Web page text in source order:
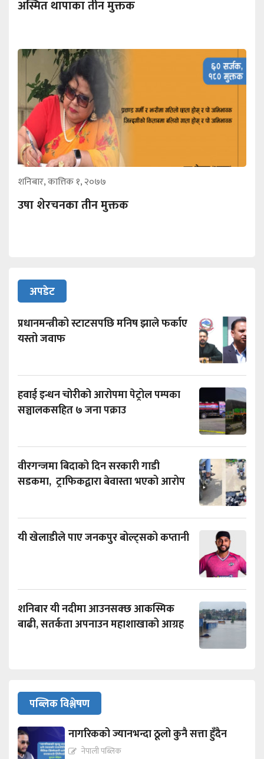
अस्मित थापाका तीन मुक्तक
शनिबार, कात्तिक १, २०७७
उषा शेरचनका तीन मुक्तक
अपडेट
प्रधानमन्त्रीको स्टाटसपछि मनिष झाले फर्काए
यस्तो जवाफ
हवाई इन्धन चोरीको आरोपमा पेट्रोल पम्पका
सञ्चालकसहित ७ जना पक्राउ
वीरगन्जमा बिदाको दिन सरकारी गाडी
सडकमा, ट्राफिकद्वारा बेवास्ता भएको आरोप
यी खेलाडीले पाए जनकपुर बोल्ट्सको कप्तानी
शनिबार यी नदीमा आउनसक्छ आकस्मिक
बाढी, सतर्कता अपनाउन महाशाखाको आग्रह
पब्लिक विश्लेषण
नागरिकको ज्यानभन्दा ठूलो कुनै सत्ता हुँदैन
नेपाली पब्लिक